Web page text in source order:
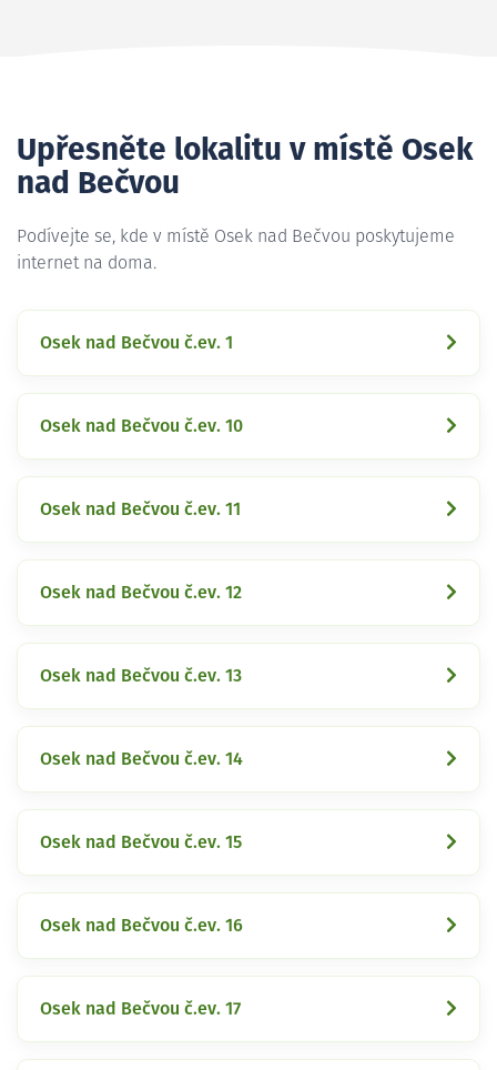
Upřesněte lokalitu v místě Osek
nad Bečvou
Podívejte se, kde v místě Osek nad Bečvou poskytujeme
internet na doma.
Osek nad Bečvou č.ev. 1
Osek nad Bečvou č.ev. 10
Osek nad Bečvou č.ev. 11
Osek nad Bečvou č.ev. 12
Osek nad Bečvou č.ev. 13
Osek nad Bečvou č.ev. 14
Osek nad Bečvou č.ev. 15
Osek nad Bečvou č.ev. 16
Osek nad Bečvou č.ev. 17